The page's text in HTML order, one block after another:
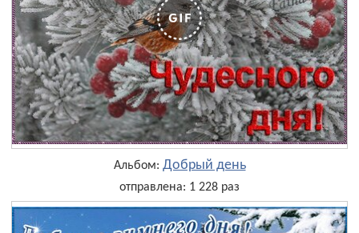
Альбом: Добрый день
отправлена: 1 228 раз